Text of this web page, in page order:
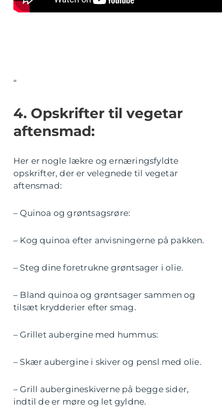
“
4. Opskrifter til vegetar
aftensmad:
Her er nogle lækre og ernæringsfyldte
opskrifter, der er velegnede til vegetar
aftensmad:
– Quinoa og grøntsagsrøre:
– Kog quinoa efter anvisningerne på pakken.
– Steg dine foretrukne grøntsager i olie.
– Bland quinoa og grøntsager sammen og
tilsæt krydderier efter smag.
– Grillet aubergine med hummus:
– Skær aubergine i skiver og pensl med olie.
– Grill aubergineskiverne på begge sider,
indtil de er møre og let gyldne.